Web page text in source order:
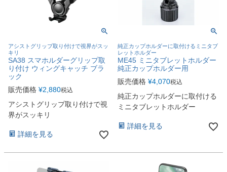
アシストグリップ取り付けで視界がスッ
キリ
SA38 スマホルダーグリップ取
り付け ウィングキャッチ ブラ
ック
販売価格 ¥2,880税込
アシストグリップ取り付けで視
界がスッキリ
詳細を見る
純正カップホルダーに取付けるミニタブ
レットホルダー
ME45 ミニタブレットホルダー
純正カップホルダー用
販売価格 ¥4,070税込
純正カップホルダーに取付ける
ミニタブレットホルダー
詳細を見る